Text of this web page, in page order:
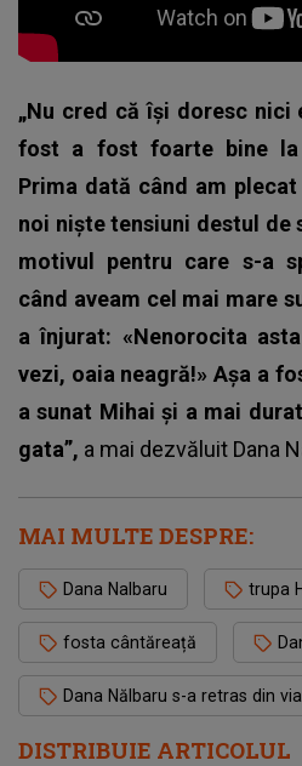
DISTRIBUIE ARTICOLUL
„Nu cred că își doresc nici
fost a fost foarte bine la
Prima dată când am
noi niște tensiuni destul de
motivul pentru care s-a
când aveam cel mai mare
a înjurat: «Nenorocita
vezi, oaia neagră!» Așa a
a sunat Mihai și a mai
gata”, a mai dezvăluit Dana
MAI MULTE DESPRE:
Dana Nalbaru trupa
fosta cântăreață
Dana Nălbaru s-a retras din